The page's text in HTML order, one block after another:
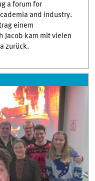
a forum for
and industry.
einem
Jacob kam mit vielen
zurück.